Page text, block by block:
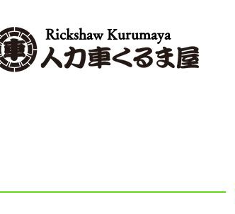
Rickshaw Kurumaya